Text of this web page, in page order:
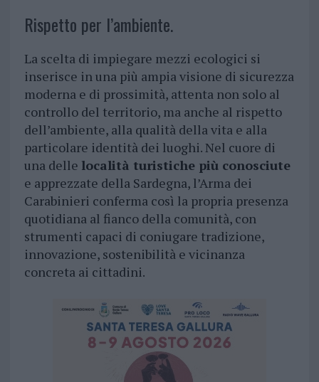
Rispetto per l’ambiente.
La scelta di impiegare mezzi ecologici si
inserisce in una più ampia visione di sicurezza
moderna e di prossimità, attenta non solo al
controllo del territorio, ma anche al rispetto
dell’ambiente, alla qualità della vita e alla
particolare identità dei luoghi. Nel cuore di
una delle località turistiche più conosciute
e apprezzate della Sardegna, l’Arma dei
Carabinieri conferma così la propria presenza
quotidiana al fianco della comunità, con
strumenti capaci di coniugare tradizione,
innovazione, sostenibilità e vicinanza
concreta ai cittadini.